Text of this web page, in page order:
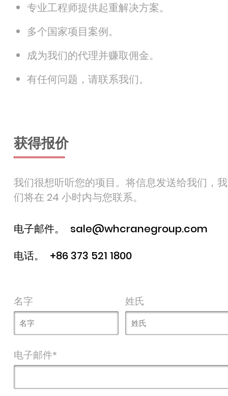
专业工程师提供起重解决方案。
多个国家项目案例。
成为我们的代理并赚取佣金。
有任何问题，请联系我们。
获得报价
我们很想听听您的项目。将信息发送给我们，我
们将在 24 小时内与您联系。
电子邮件。
sale@whcranegroup.com
电话。
+86 373 521 1800
名字 姓氏
电子邮件*